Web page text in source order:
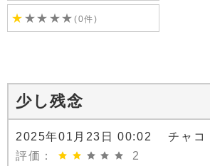
★ ★★ ★★(0件)
少し残念
2025年01月23日 00:02 チャコ
評価：
2